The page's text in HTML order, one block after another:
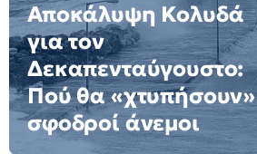
Αποκάλυψη Κολυδά
για τον
Δεκαπενταύγουστο:
Πού θα «χτυπήσουν»
σφοδροί άνεμοι